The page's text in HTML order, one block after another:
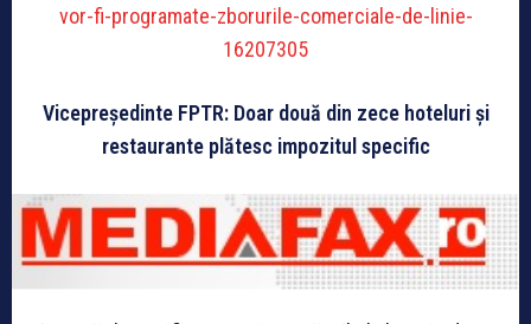
vor-fi-programate-zborurile-comerciale-de-linie-
16207305
Vicepreşedinte FPTR: Doar două din zece hoteluri şi
restaurante plătesc impozitul specific